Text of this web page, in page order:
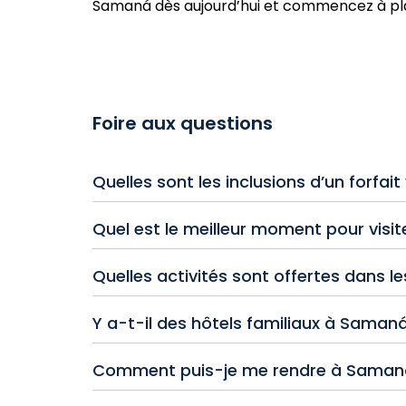
Samaná dès aujourd’hui et commencez à
Foire aux questions
Quelles sont les inclusions d’un
les boissons (y compris l’alcool), les
et des excursions.
Quel est le meilleur moment pour
également la saison pour observer des
Quelles activités sont offertes dans
des excursions pour explorer les chutes
Y a-t-il des hôtels familiaux à
programmes d’activités, tandis que
Comment puis-je me rendre à